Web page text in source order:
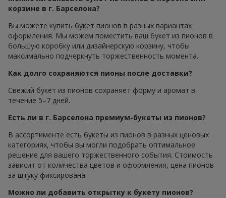
корзине в г. Барселона?
Вы можете купить букет пионов в разных вариантах
оформления. Мы можем поместить ваш букет из пионов в
большую коробку или дизайнерскую корзину, чтобы
максимально подчеркнуть торжественность момента.
Как долго сохраняются пионы после доставки?
Свежий букет из пионов сохраняет форму и аромат в
течение 5–7 дней.
Есть ли в г. Барселона премиум-букеты из пионов?
В ассортименте есть букеты из пионов в разных ценовых
категориях, чтобы вы могли подобрать оптимальное
решение для вашего торжественного события. Стоимость
зависит от количества цветов и оформления, цена пионов
за штуку фиксирована.
Можно ли добавить открытку к букету пионов?